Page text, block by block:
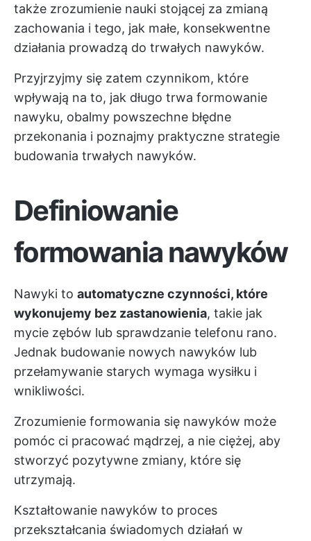
także zrozumienie nauki stojącej za zmianą
zachowania i tego, jak małe, konsekwentne
działania prowadzą do trwałych nawyków.
Przyjrzyjmy się zatem czynnikom, które
wpływają na to, jak długo trwa formowanie
nawyku, obalmy powszechne błędne
przekonania i poznajmy praktyczne strategie
budowania trwałych nawyków.
Definiowanie
formowania nawyków
Nawyki to automatyczne czynności, które
wykonujemy bez zastanowienia, takie jak
mycie zębów lub sprawdzanie telefonu rano.
Jednak budowanie nowych nawyków lub
przełamywanie starych wymaga wysiłku i
wnikliwości.
Zrozumienie formowania się nawyków może
pomóc ci pracować mądrzej, a nie ciężej, aby
stworzyć pozytywne zmiany, które się
utrzymają.
Kształtowanie nawyków to proces
przekształcania świadomych działań w